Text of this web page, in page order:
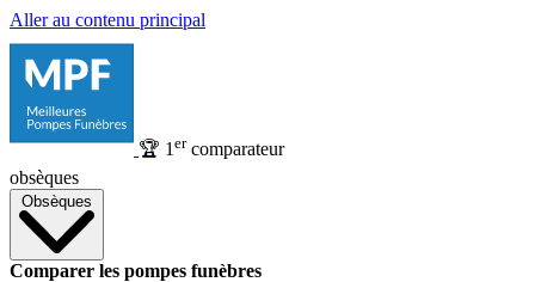
Aller au contenu principal
🏆 1 ercomparateur
obsèques
Obsèques
Comparer les pompes funèbres